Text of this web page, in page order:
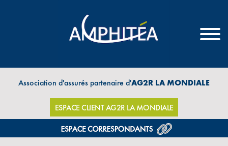
Association d'assurés partenaire d'AG2R LA MONDIALE
ESPACE CLIENT AG2R LA MONDIALE